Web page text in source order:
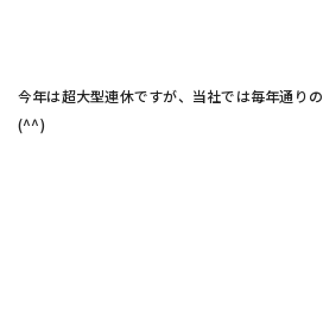
今年は超大型連休ですが、当社では毎年通り
(^^)